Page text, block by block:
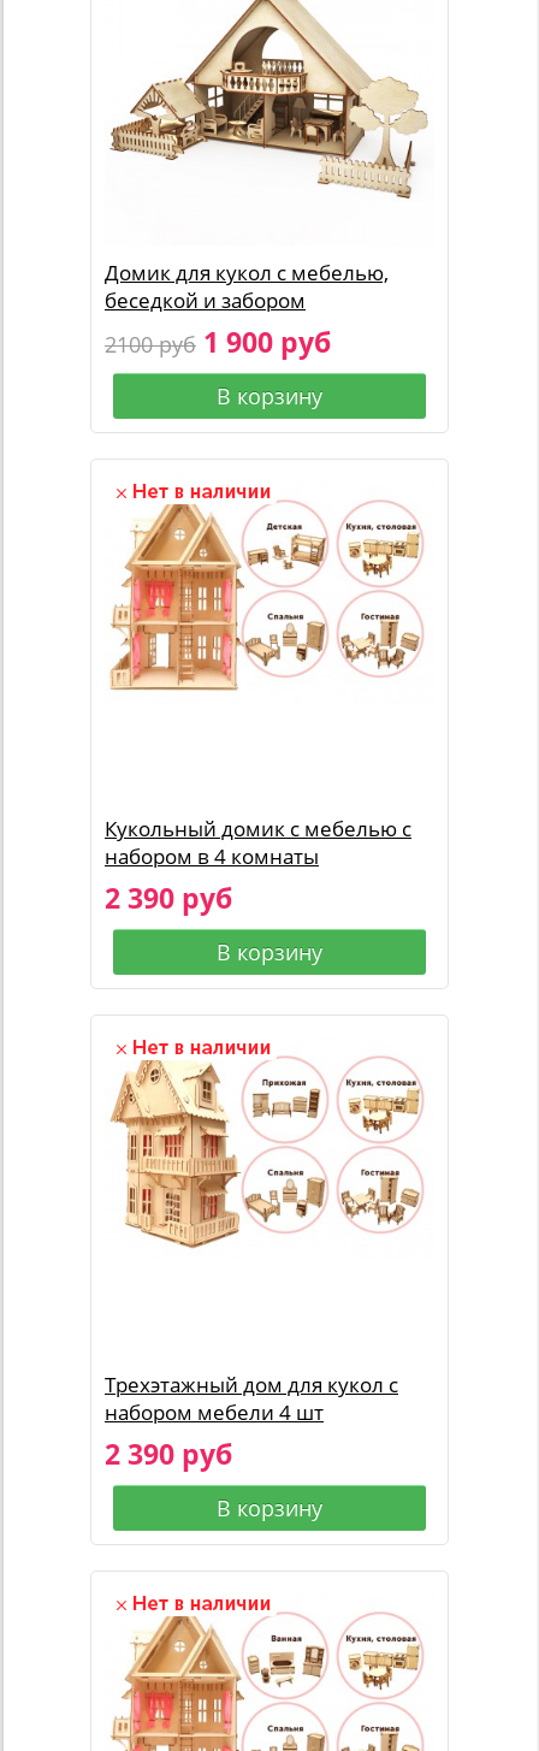
Домик для кукол с мебелью,
беседкой и забором
2100 руб 1 900 руб
В корзину
Кукольный домик с мебелью с
набором в 4 комнаты
2 390 руб
В корзину
Трехэтажный дом для кукол с
набором мебели 4 шт
2 390 руб
В корзину